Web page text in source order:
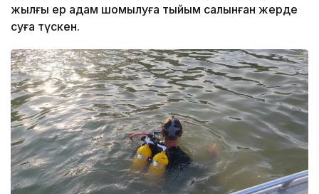
жылғы ер адам шомылуға тыйым салынған жерде
суға түскен.